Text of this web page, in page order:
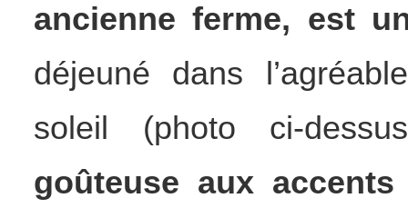
ancienne ferme, est
déjeuné dans
soleil (photo ci-
goûteuse aux